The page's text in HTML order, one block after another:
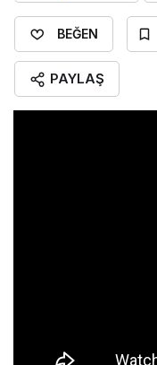
BEĞEN
PAYLAŞ